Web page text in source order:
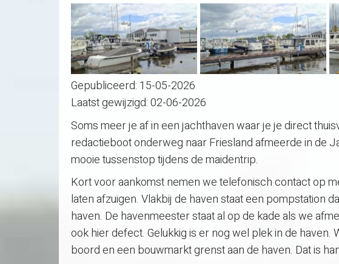
Gepubliceerd: 15-05-2026
Laatst gewijzigd:02-06-2026
Soms meer je af in een jachthaven waar je je direct
redactieboot onderweg naar Friesland afmeerde in de
mooie tussenstop tijdens de maidentrip.
Kort voor aankomst nemen we telefonisch contact op
laten afzuigen. Vlakbij de haven staat een pompstation
haven. De havenmeester staat al op de kade als we
ook hier defect. Gelukkig is er nog wel plek in de
boord en een bouwmarkt grenst aan de haven. Dat is